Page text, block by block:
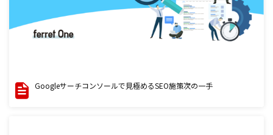
Googleサーチコンソールで見極めるSEO施策次の一手